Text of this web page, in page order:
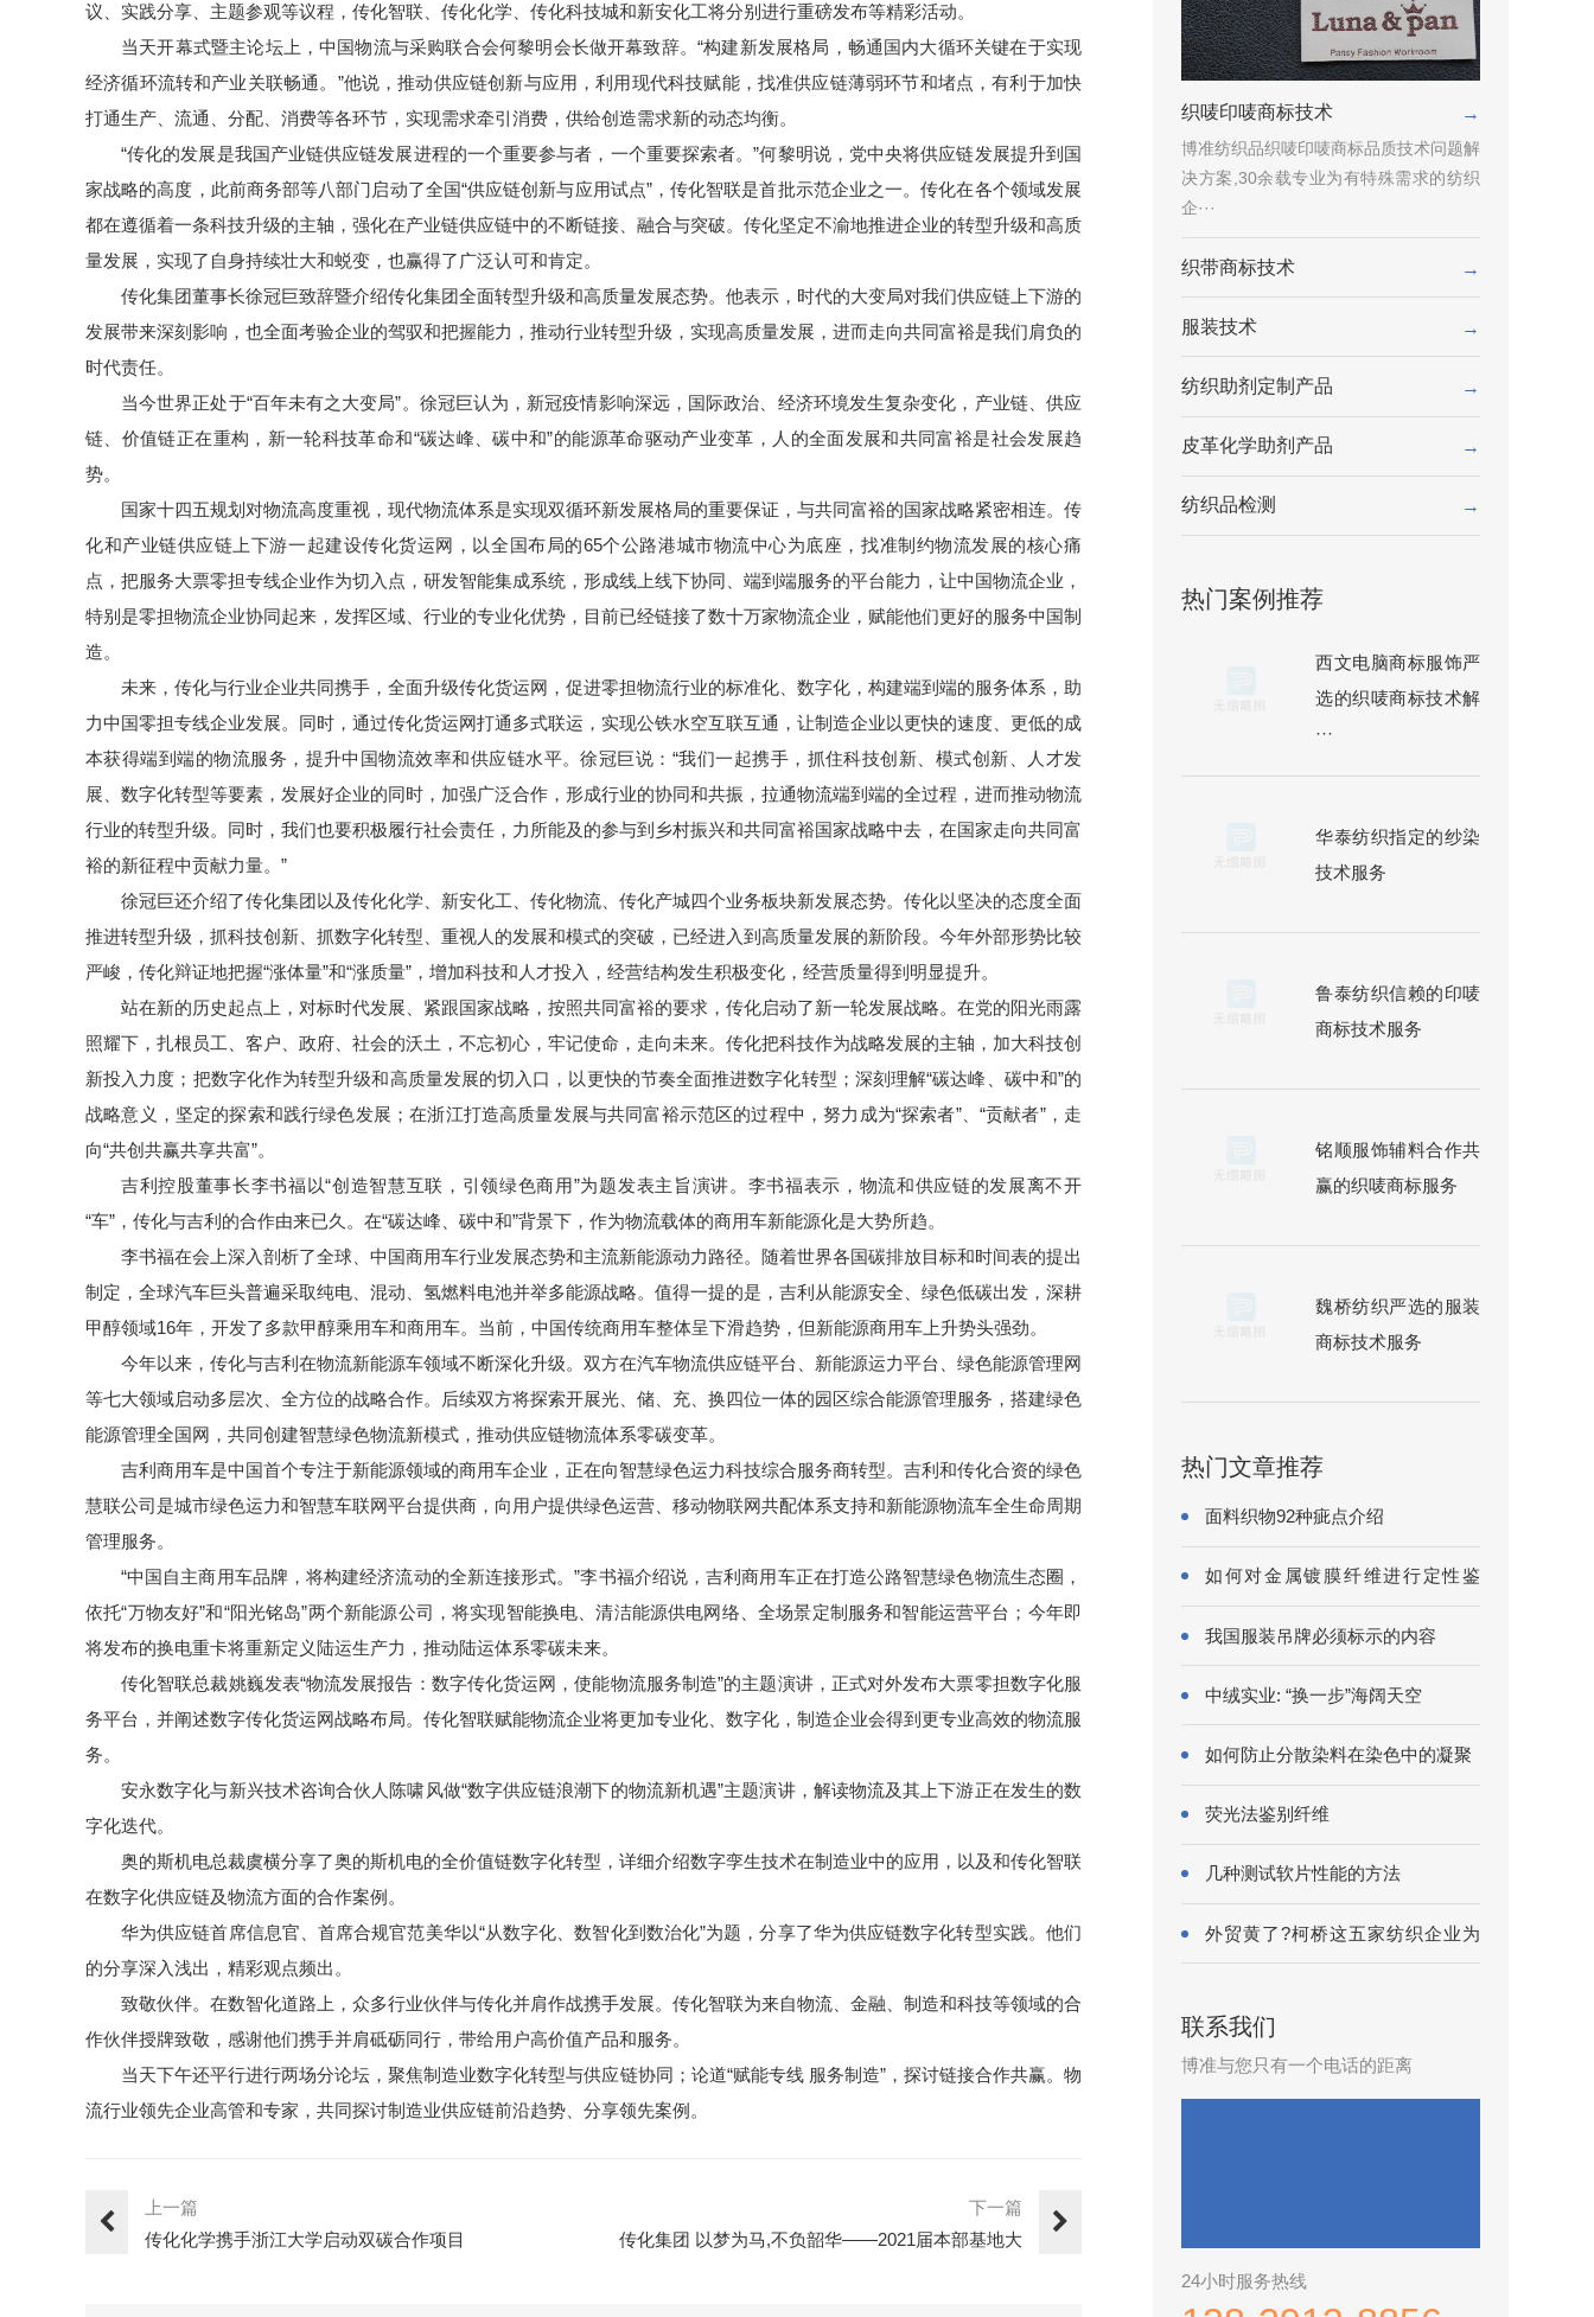
议、实践分享、主题参观等议程，传化智联、传化化学、传化科技城和新安化工将分别进行重磅发布等精彩活动。
当天开幕式暨主论坛上，中国物流与采购联合会何黎明会长做开幕致辞。“构建新发展格局，畅通国内大循环关键在于实现
经济循环流转和产业关联畅通。”他说，推动供应链创新与应用，利用现代科技赋能，找准供应链薄弱环节和堵点，有利于加快
打通生产、流通、分配、消费等各环节，实现需求牵引消费，供给创造需求新的动态均衡。
“传化的发展是我国产业链供应链发展进程的一个重要参与者，一个重要探索者。”何黎明说，党中央将供应链发展提升到国
家战略的高度，此前商务部等八部门启动了全国“供应链创新与应用试点”，传化智联是首批示范企业之一。传化在各个领域发展
都在遵循着一条科技升级的主轴，强化在产业链供应链中的不断链接、融合与突破。传化坚定不渝地推进企业的转型升级和高质
量发展，实现了自身持续壮大和蜕变，也赢得了广泛认可和肯定。
传化集团董事长徐冠巨致辞暨介绍传化集团全面转型升级和高质量发展态势。他表示，时代的大变局对我们供应链上下游的
发展带来深刻影响，也全面考验企业的驾驭和把握能力，推动行业转型升级，实现高质量发展，进而走向共同富裕是我们肩负的
时代责任。
当今世界正处于“百年未有之大变局”。徐冠巨认为，新冠疫情影响深远，国际政治、经济环境发生复杂变化，产业链、供应
链、价值链正在重构，新一轮科技革命和“碳达峰、碳中和”的能源革命驱动产业变革，人的全面发展和共同富裕是社会发展趋
势。
国家十四五规划对物流高度重视，现代物流体系是实现双循环新发展格局的重要保证，与共同富裕的国家战略紧密相连。传
化和产业链供应链上下游一起建设传化货运网，以全国布局的65个公路港城市物流中心为底座，找准制约物流发展的核心痛
点，把服务大票零担专线企业作为切入点，研发智能集成系统，形成线上线下协同、端到端服务的平台能力，让中国物流企业，
特别是零担物流企业协同起来，发挥区域、行业的专业化优势，目前已经链接了数十万家物流企业，赋能他们更好的服务中国制
造。
未来，传化与行业企业共同携手，全面升级传化货运网，促进零担物流行业的标准化、数字化，构建端到端的服务体系，助
力中国零担专线企业发展。同时，通过传化货运网打通多式联运，实现公铁水空互联互通，让制造企业以更快的速度、更低的成
本获得端到端的物流服务，提升中国物流效率和供应链水平。徐冠巨说：“我们一起携手，抓住科技创新、模式创新、人才发
展、数字化转型等要素，发展好企业的同时，加强广泛合作，形成行业的协同和共振，拉通物流端到端的全过程，进而推动物流
行业的转型升级。同时，我们也要积极履行社会责任，力所能及的参与到乡村振兴和共同富裕国家战略中去，在国家走向共同富
裕的新征程中贡献力量。”
徐冠巨还介绍了传化集团以及传化化学、新安化工、传化物流、传化产城四个业务板块新发展态势。传化以坚决的态度全面
推进转型升级，抓科技创新、抓数字化转型、重视人的发展和模式的突破，已经进入到高质量发展的新阶段。今年外部形势比较
严峻，传化辩证地把握“涨体量”和“涨质量”，增加科技和人才投入，经营结构发生积极变化，经营质量得到明显提升。
站在新的历史起点上，对标时代发展、紧跟国家战略，按照共同富裕的要求，传化启动了新一轮发展战略。在党的阳光雨露
照耀下，扎根员工、客户、政府、社会的沃土，不忘初心，牢记使命，走向未来。传化把科技作为战略发展的主轴，加大科技创
新投入力度；把数字化作为转型升级和高质量发展的切入口，以更快的节奏全面推进数字化转型；深刻理解“碳达峰、碳中和”的
战略意义，坚定的探索和践行绿色发展；在浙江打造高质量发展与共同富裕示范区的过程中，努力成为“探索者”、“贡献者”，走
向“共创共赢共享共富”。
吉利控股董事长李书福以“创造智慧互联，引领绿色商用”为题发表主旨演讲。李书福表示，物流和供应链的发展离不开
“车”，传化与吉利的合作由来已久。在“碳达峰、碳中和”背景下，作为物流载体的商用车新能源化是大势所趋。
李书福在会上深入剖析了全球、中国商用车行业发展态势和主流新能源动力路径。随着世界各国碳排放目标和时间表的提出
制定，全球汽车巨头普遍采取纯电、混动、氢燃料电池并举多能源战略。值得一提的是，吉利从能源安全、绿色低碳出发，深耕
甲醇领域16年，开发了多款甲醇乘用车和商用车。当前，中国传统商用车整体呈下滑趋势，但新能源商用车上升势头强劲。
今年以来，传化与吉利在物流新能源车领域不断深化升级。双方在汽车物流供应链平台、新能源运力平台、绿色能源管理网
等七大领域启动多层次、全方位的战略合作。后续双方将探索开展光、储、充、换四位一体的园区综合能源管理服务，搭建绿色
能源管理全国网，共同创建智慧绿色物流新模式，推动供应链物流体系零碳变革。
吉利商用车是中国首个专注于新能源领域的商用车企业，正在向智慧绿色运力科技综合服务商转型。吉利和传化合资的绿色
慧联公司是城市绿色运力和智慧车联网平台提供商，向用户提供绿色运营、移动物联网共配体系支持和新能源物流车全生命周期
管理服务。
“中国自主商用车品牌，将构建经济流动的全新连接形式。”李书福介绍说，吉利商用车正在打造公路智慧绿色物流生态圈，
依托“万物友好”和“阳光铭岛”两个新能源公司，将实现智能换电、清洁能源供电网络、全场景定制服务和智能运营平台；今年即
将发布的换电重卡将重新定义陆运生产力，推动陆运体系零碳未来。
传化智联总裁姚巍发表“物流发展报告：数字传化货运网，使能物流服务制造”的主题演讲，正式对外发布大票零担数字化服
务平台，并阐述数字传化货运网战略布局。传化智联赋能物流企业将更加专业化、数字化，制造企业会得到更专业高效的物流服
务。
安永数字化与新兴技术咨询合伙人陈啸风做“数字供应链浪潮下的物流新机遇”主题演讲，解读物流及其上下游正在发生的数
字化迭代。
奥的斯机电总裁虞横分享了奥的斯机电的全价值链数字化转型，详细介绍数字孪生技术在制造业中的应用，以及和传化智联
在数字化供应链及物流方面的合作案例。
华为供应链首席信息官、首席合规官范美华以“从数字化、数智化到数治化”为题，分享了华为供应链数字化转型实践。他们
的分享深入浅出，精彩观点频出。
致敬伙伴。在数智化道路上，众多行业伙伴与传化并肩作战携手发展。传化智联为来自物流、金融、制造和科技等领域的合
作伙伴授牌致敬，感谢他们携手并肩砥砺同行，带给用户高价值产品和服务。
当天下午还平行进行两场分论坛，聚焦制造业数字化转型与供应链协同；论道“赋能专线 服务制造”，探讨链接合作共赢。物
流行业领先企业高管和专家，共同探讨制造业供应链前沿趋势、分享领先案例。
上一篇
传化化学携手浙江大学启动双碳合作项目
下一篇
传化集团 以梦为马,不负韶华——2021届本部基地大
织唛印唛商标技术 →
博准纺织品织唛印唛商标品质技术问题解
决方案,30余载专业为有特殊需求的纺织
企···
织带商标技术 →
服装技术 →
纺织助剂定制产品 →
皮革化学助剂产品 →
纺织品检测 →
热门案例推荐
西文电脑商标服饰严
选的织唛商标技术解
···
华泰纺织指定的纱染
技术服务
鲁泰纺织信赖的印唛
商标技术服务
铭顺服饰辅料合作共
赢的织唛商标服务
魏桥纺织严选的服装
商标技术服务
热门文章推荐
面料织物92种疵点介绍
如何对金属镀膜纤维进行定性鉴
别?
我国服装吊牌必须标示的内容
中绒实业: “换一步”海阔天空
如何防止分散染料在染色中的凝聚
荧光法鉴别纤维
几种测试软片性能的方法
外贸黄了?柯桥这五家纺织企业为
何底气···
联系我们
博准与您只有一个电话的距离
24小时服务热线